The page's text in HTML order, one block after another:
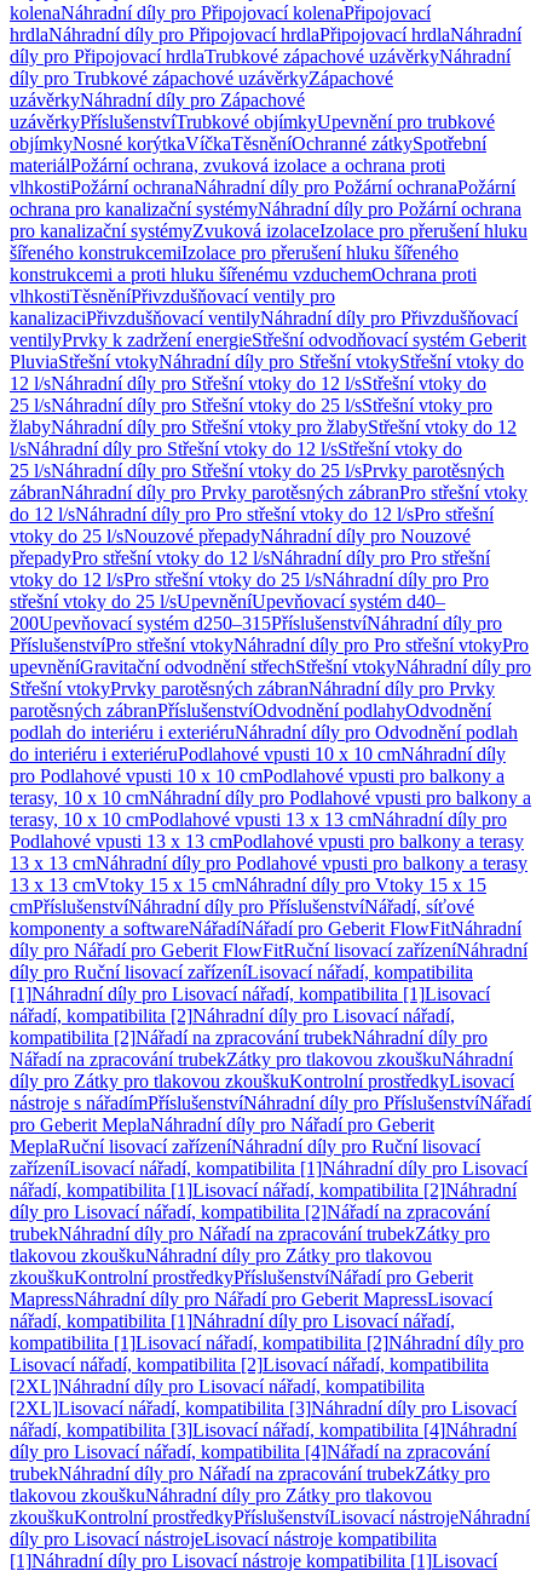
kolenaNáhradní díly pro Připojovací kolenaPřipojovací
hrdlaNáhradní díly pro Připojovací hrdlaPřipojovací hrdlaNáhradní
díly pro Připojovací hrdlaTrubkové zápachové uzávěrkyNáhradní
díly pro Trubkové zápachové uzávěrkyZápachové
uzávěrkyNáhradní díly pro Zápachové
uzávěrkyPříslušenstvíTrubkové objímkyUpevnění pro trubkové
objímkyNosné korýtkaVíčkaTěsněníOchranné zátkySpotřební
materiálPožární ochrana, zvuková izolace a ochrana proti
vlhkostiPožární ochranaNáhradní díly pro Požární ochranaPožární
ochrana pro kanalizační systémyNáhradní díly pro Požární ochrana
pro kanalizační systémyZvuková izolaceIzolace pro přerušení hluku
šířeného konstrukcemiIzolace pro přerušení hluku šířeného
konstrukcemi a proti hluku šířenému vzduchemOchrana proti
vlhkostiTěsněníPřivzdušňovací ventily pro
kanalizaciPřivzdušňovací ventilyNáhradní díly pro Přivzdušňovací
ventilyPrvky k zadržení energieStřešní odvodňovací systém Geberit
PluviaStřešní vtokyNáhradní díly pro Střešní vtokyStřešní vtoky do
12 l/sNáhradní díly pro Střešní vtoky do 12 l/sStřešní vtoky do
25 l/sNáhradní díly pro Střešní vtoky do 25 l/sStřešní vtoky pro
žlabyNáhradní díly pro Střešní vtoky pro žlabyStřešní vtoky do 12
l/sNáhradní díly pro Střešní vtoky do 12 l/sStřešní vtoky do
25 l/sNáhradní díly pro Střešní vtoky do 25 l/sPrvky parotěsných
zábranNáhradní díly pro Prvky parotěsných zábranPro střešní vtoky
do 12 l/sNáhradní díly pro Pro střešní vtoky do 12 l/sPro střešní
vtoky do 25 l/sNouzové přepadyNáhradní díly pro Nouzové
přepadyPro střešní vtoky do 12 l/sNáhradní díly pro Pro střešní
vtoky do 12 l/sPro střešní vtoky do 25 l/sNáhradní díly pro Pro
střešní vtoky do 25 l/sUpevněníUpevňovací systém d40–
200Upevňovací systém d250–315PříslušenstvíNáhradní díly pro
PříslušenstvíPro střešní vtokyNáhradní díly pro Pro střešní vtokyPro
upevněníGravitační odvodnění střechStřešní vtokyNáhradní díly pro
Střešní vtokyPrvky parotěsných zábranNáhradní díly pro Prvky
parotěsných zábranPříslušenstvíOdvodnění podlahyOdvodnění
podlah do interiéru i exteriéruNáhradní díly pro Odvodnění podlah
do interiéru i exteriéruPodlahové vpusti 10 x 10 cmNáhradní díly
pro Podlahové vpusti 10 x 10 cmPodlahové vpusti pro balkony a
terasy, 10 x 10 cmNáhradní díly pro Podlahové vpusti pro balkony a
terasy, 10 x 10 cmPodlahové vpusti 13 x 13 cmNáhradní díly pro
Podlahové vpusti 13 x 13 cmPodlahové vpusti pro balkony a terasy
13 x 13 cmNáhradní díly pro Podlahové vpusti pro balkony a terasy
13 x 13 cmVtoky 15 x 15 cmNáhradní díly pro Vtoky 15 x 15
cmPříslušenstvíNáhradní díly pro PříslušenstvíNářadí, síťové
komponenty a softwareNářadíNářadí pro Geberit FlowFitNáhradní
díly pro Nářadí pro Geberit FlowFitRuční lisovací zařízeníNáhradní
díly pro Ruční lisovací zařízeníLisovací nářadí, kompatibilita
[1]Náhradní díly pro Lisovací nářadí, kompatibilita [1]Lisovací
nářadí, kompatibilita [2]Náhradní díly pro Lisovací nářadí,
kompatibilita [2]Nářadí na zpracování trubekNáhradní díly pro
Nářadí na zpracování trubekZátky pro tlakovou zkouškuNáhradní
díly pro Zátky pro tlakovou zkouškuKontrolní prostředkyLisovací
nástroje s nářadímPříslušenstvíNáhradní díly pro PříslušenstvíNářadí
pro Geberit MeplaNáhradní díly pro Nářadí pro Geberit
MeplaRuční lisovací zařízeníNáhradní díly pro Ruční lisovací
zařízeníLisovací nářadí, kompatibilita [1]Náhradní díly pro Lisovací
nářadí, kompatibilita [1]Lisovací nářadí, kompatibilita [2]Náhradní
díly pro Lisovací nářadí, kompatibilita [2]Nářadí na zpracování
trubekNáhradní díly pro Nářadí na zpracování trubekZátky pro
tlakovou zkouškuNáhradní díly pro Zátky pro tlakovou
zkouškuKontrolní prostředkyPříslušenstvíNářadí pro Geberit
MapressNáhradní díly pro Nářadí pro Geberit MapressLisovací
nářadí, kompatibilita [1]Náhradní díly pro Lisovací nářadí,
kompatibilita [1]Lisovací nářadí, kompatibilita [2]Náhradní díly pro
Lisovací nářadí, kompatibilita [2]Lisovací nářadí, kompatibilita
[2XL]Náhradní díly pro Lisovací nářadí, kompatibilita
[2XL]Lisovací nářadí, kompatibilita [3]Náhradní díly pro Lisovací
nářadí, kompatibilita [3]Lisovací nářadí, kompatibilita [4]Náhradní
díly pro Lisovací nářadí, kompatibilita [4]Nářadí na zpracování
trubekNáhradní díly pro Nářadí na zpracování trubekZátky pro
tlakovou zkouškuNáhradní díly pro Zátky pro tlakovou
zkouškuKontrolní prostředkyPříslušenstvíLisovací nástrojeNáhradní
díly pro Lisovací nástrojeLisovací nástroje kompatibilita
[1]Náhradní díly pro Lisovací nástroje kompatibilita [1]Lisovací